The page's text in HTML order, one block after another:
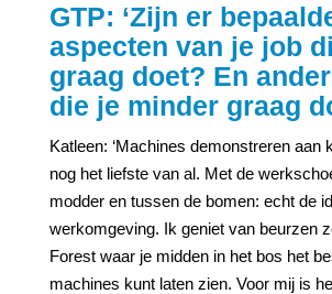
GTP: ‘Zijn er
aspecten van je job
graag doet? En
die je minder graag
Katleen: ‘Machines demonstreren aan
nog het liefste van al. Met de
modder en tussen de bomen: echt de
werkomgeving. Ik geniet van beurzen
Forest waar je midden in het bos het
machines kunt laten zien. Voor mij is